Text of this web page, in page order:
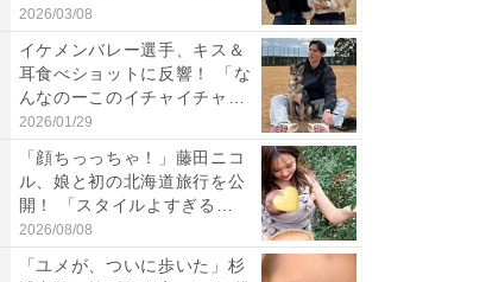
れ...
2026/03/08
イケメンバレー選手、キス＆
耳食べショットに反響！ 「な
んなのーこのイチャイチャ
感...
2026/01/29
「顔ちっっちゃ！」藤田ニコ
ル、娘と初の北海道旅行を公
開！ 「スタイルよすぎる
よ〜...
2026/08/08
「ユメが、ついに歩いた」杉